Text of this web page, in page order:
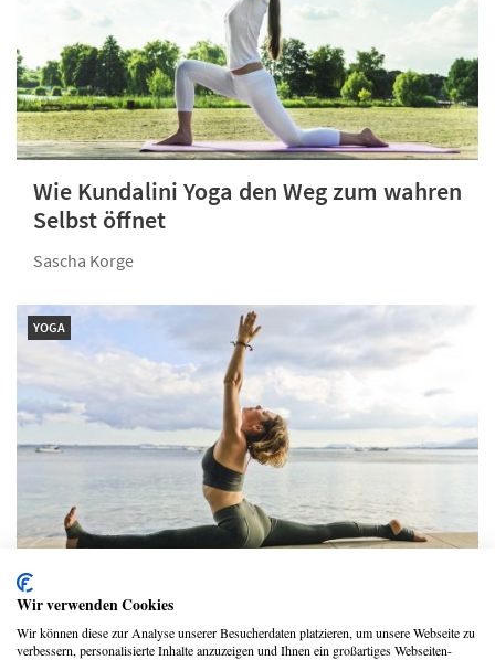
Wie Kundalini Yoga den Weg zum wahren
Selbst öffnet
Sascha Korge
YOGA
Yoga oder der Weg zu meinem neuen
Leben
Wir verwenden Cookies
Wir können diese zur Analyse unserer Besucherdaten platzieren, um unsere Webseite zu
verbessern, personalisierte Inhalte anzuzeigen und Ihnen ein großartiges Webseiten-